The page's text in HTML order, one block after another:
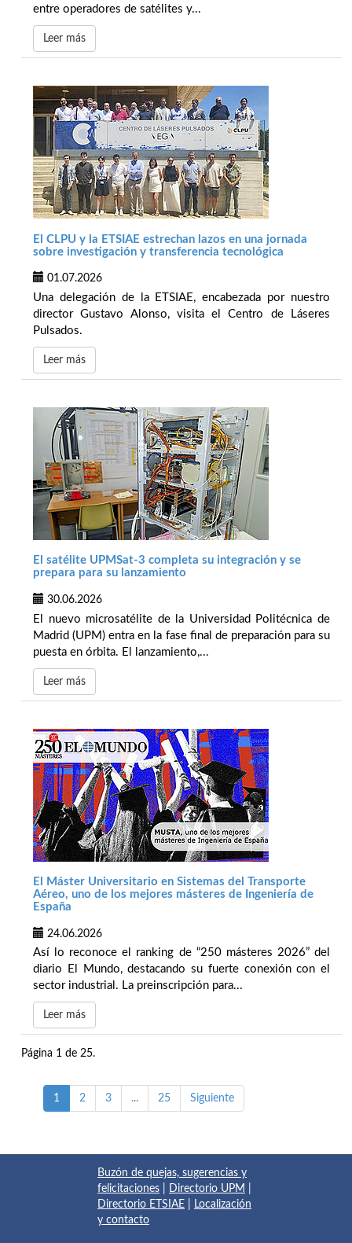
entre operadores de satélites y...
Leer más
El CLPU y la ETSIAE estrechan lazos en una jornada
sobre investigación y transferencia tecnológica
01.07.2026
Una delegación de la ETSIAE, encabezada por nuestro
director Gustavo Alonso, visita el Centro de Láseres
Pulsados.
Leer más
El satélite UPMSat-3 completa su integración y se
prepara para su lanzamiento
30.06.2026
El nuevo microsatélite de la Universidad Politécnica de
Madrid (UPM) entra en la fase final de preparación para su
puesta en órbita. El lanzamiento,...
Leer más
El Máster Universitario en Sistemas del Transporte
Aéreo, uno de los mejores másteres de Ingeniería de
España
24.06.2026
Así lo reconoce el ranking de “250 másteres 2026” del
diario El Mundo, destacando su fuerte conexión con el
sector industrial. La preinscripción para...
Leer más
Página 1 de 25.
1 2 3 ... 25 Siguiente
Buzón de quejas, sugerencias y
felicitaciones
Directorio UPM
Directorio ETSIAE
Localización
y contacto